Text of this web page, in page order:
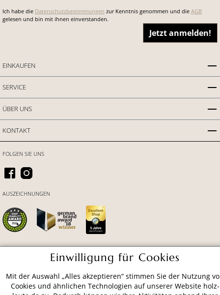
Ich habe die Datenschutzbestimmungen zur Kenntnis genommen und die AGB
gelesen und bin mit ihnen einverstanden.
Jetzt anmelden!
EINKAUFEN
SERVICE
ÜBER UNS
KONTAKT
VERSAND
FOLGEN SIE UNS
AUSZEICHNUNGEN
Einwilligung für Cookies
Mit der Auswahl „Alles akzeptieren“ stimmen Sie der Nutzung
Cookies und ähnlichen Technologien auf unserer Website holz-